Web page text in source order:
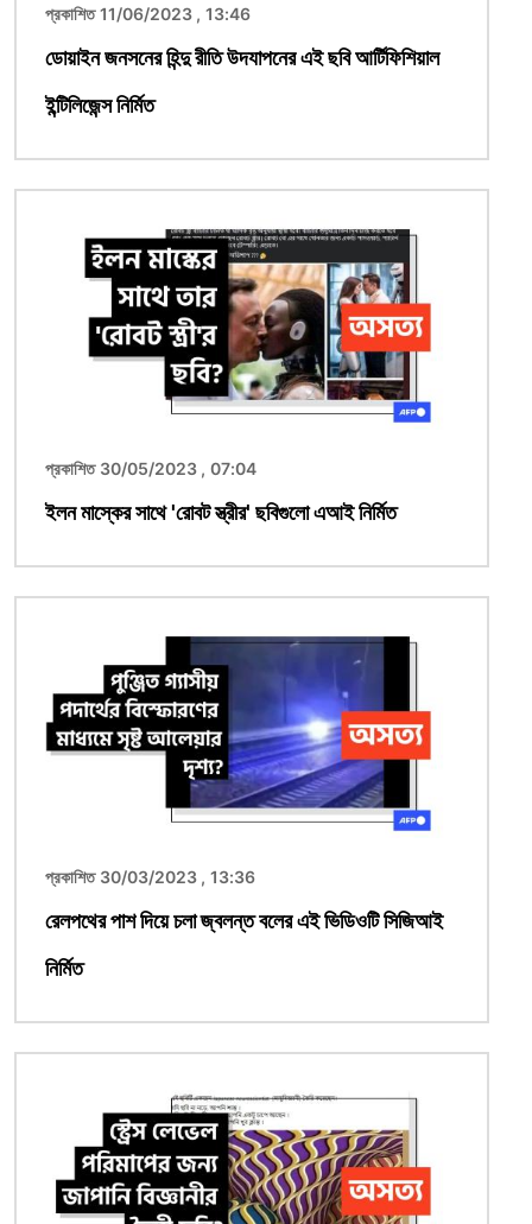
প্রকাশিত 11/06/2023 , 13:46
ডোয়াইন জনসনের হিন্দু রীতি উদযাপনের এই ছবি আর্টিফিশিয়াল
ইন্টিলিজেন্স নির্মিত
প্রকাশিত 30/05/2023 , 07:04
ইলন মাস্কের সাথে 'রোবট স্ত্রীর' ছবিগুলো এআই নির্মিত
প্রকাশিত 30/03/2023 , 13:36
রেলপথের পাশ দিয়ে চলা জ্বলন্ত বলের এই ভিডিওটি সিজিআই
নির্মিত